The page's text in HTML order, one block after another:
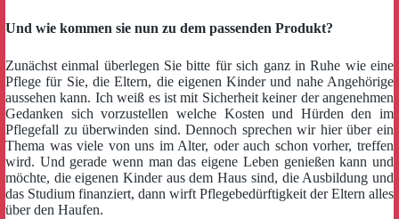
Und wie kommen sie nun zu dem passenden Produkt?
Zunächst einmal überlegen Sie bitte für sich ganz in Ruhe wie eine
Pflege für Sie, die Eltern, die eigenen Kinder und nahe Angehörige
aussehen kann. Ich weiß es ist mit Sicherheit keiner der angenehmen
Gedanken sich vorzustellen welche Kosten und Hürden den im
Pflegefall zu überwinden sind. Dennoch sprechen wir hier über ein
Thema was viele von uns im Alter, oder auch schon vorher, treffen
wird. Und gerade wenn man das eigene Leben genießen kann und
möchte, die eigenen Kinder aus dem Haus sind, die Ausbildung und
das Studium finanziert, dann wirft Pflegebedürftigkeit der Eltern alles
über den Haufen.